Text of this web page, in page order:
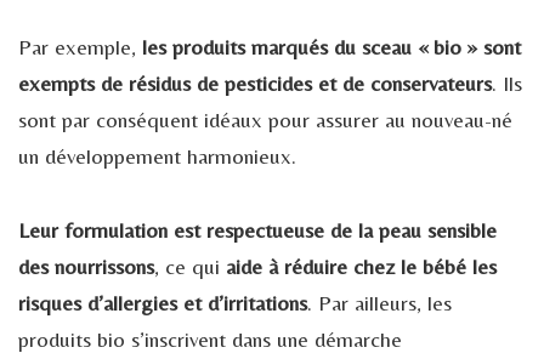
Par exemple, les produits marqués du sceau « bio » sont
exempts de résidus de pesticides et de conservateurs. Ils
sont par conséquent idéaux pour assurer au nouveau-né
un développement harmonieux.
Leur formulation est respectueuse de la peau sensible
des nourrissons, ce qui aide à réduire chez le bébé les
risques d’allergies et d’irritations. Par ailleurs, les
produits bio s’inscrivent dans une démarche